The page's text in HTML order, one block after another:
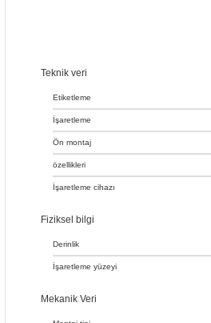
Teknik veri
Etiketleme
İşaretleme
Ön montaj
özellikleri
İşaretleme cihazı
Fiziksel bilgi
Derinlik
İşaretleme yüzeyi
Mekanik Veri